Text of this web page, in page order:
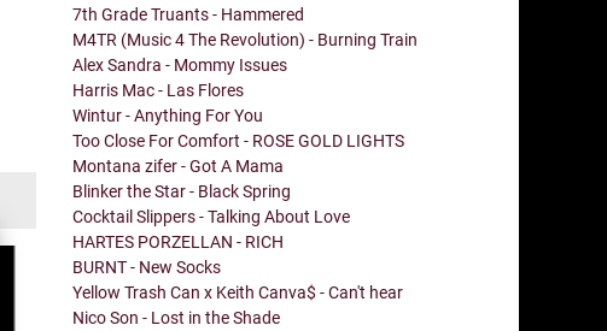
7th Grade Truants - Hammered
M4TR (Music 4 The Revolution) - Burning Train
Alex Sandra - Mommy Issues
Harris Mac - Las Flores
Wintur - Anything For You
Too Close For Comfort - ROSE GOLD LIGHTS
Montana zifer - Got A Mama
Blinker the Star - Black Spring
Cocktail Slippers - Talking About Love
HARTES PORZELLAN - RICH
BURNT - New Socks
Yellow Trash Can x Keith Canva$ - Can't hear
Nico Son - Lost in the Shade